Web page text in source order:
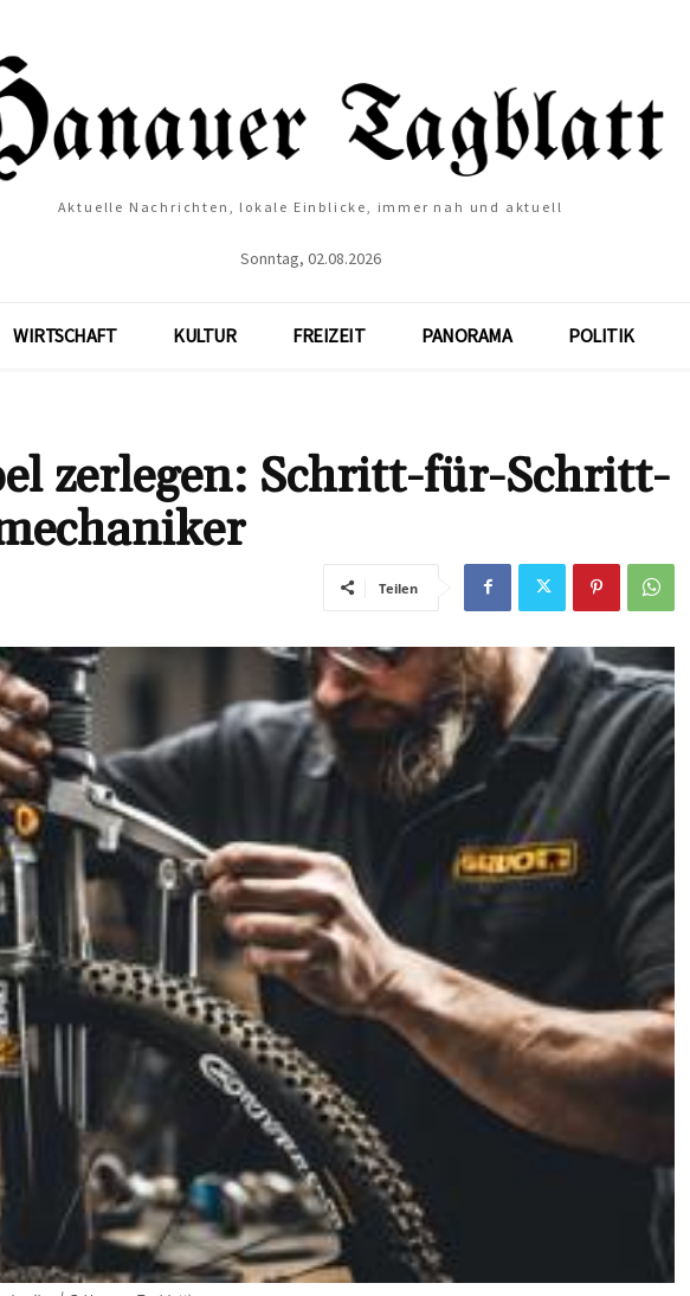
Aktuelle Nachrichten, lokale Einblicke, immer nah und aktuell
Sonntag, 02.08.2026
WIRTSCHAFT KULTUR FREIZEIT PANORAMA POLITIK
zerlegen: Schritt-für-Schritt-
Teilen